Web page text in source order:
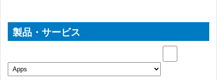
製品・サービス